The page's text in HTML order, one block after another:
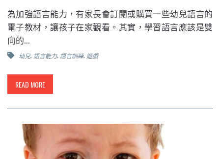
為加強語言能力，有家長會訂閱或購買一些幼兒語言的
電子教材，讓孩子在家觀看。其實，學習語言應該是雙
向的...
幼兒, 語言能力, 語言訓練, 遊戲
READ MORE